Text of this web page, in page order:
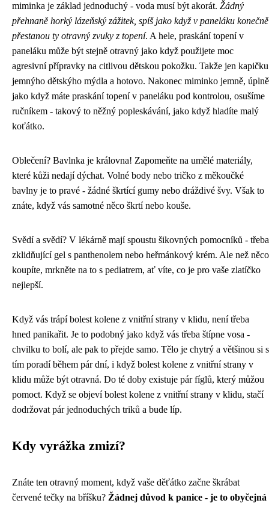
miminka je základ jednoduchý - voda musí být akorát. Žádný
přehnaně horký lázeňský zážitek, spíš jako když v paneláku konečně
přestanou ty otravný zvuky z topení. A hele, praskání topení v
paneláku může být stejně otravný jako když použijete moc
agresivní přípravky na citlivou dětskou pokožku. Takže jen kapičku
jemnýho dětskýho mýdla a hotovo. Nakonec miminko jemně, úplně
jako když máte praskání topení v paneláku pod kontrolou, osušíme
ručníkem - takový to něžný popleskávání, jako když hladíte malý
koťátko.
Oblečení? Bavlnka je královna! Zapomeňte na umělé materiály,
které kůži nedají dýchat. Volné body nebo tričko z měkoučké
bavlny je to pravé - žádné škrtící gumy nebo dráždivé švy. Však to
znáte, když vás samotné něco škrtí nebo kouše.
Svědí a svědí? V lékárně mají spoustu šikovných pomocníků - třeba
zklidňující gel s panthenolem nebo heřmánkový krém. Ale než něco
koupíte, mrkněte na to s pediatrem, ať víte, co je pro vaše zlatíčko
nejlepší.
Když vás trápíbolest kolene z vnitřní strany v klidu, není třeba
hned panikařit. Je to podobný jako když vás třeba štípne vosa -
chvilku to bolí, ale pak to přejde samo. Tělo je chytrý a většinou si s
tím poradí během pár dní, i když bolest kolene z vnitřní strany v
klidu může být otravná. Do té doby existuje pár fíglů, který můžou
pomoct. Když se objeví bolest kolene z vnitřní strany v klidu, stačí
dodržovat pár jednoduchých triků a bude líp.
Kdy vyrážka zmizí?
Znáte ten otravný moment, když vaše děťátko začne škrábat
červené tečky na bříšku? Žádnej důvod k panice - je to obyčejná